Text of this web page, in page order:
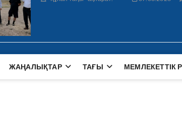
ЖАҢАЛЫҚТАР ТАҒЫ МЕМЛЕКЕТТІК